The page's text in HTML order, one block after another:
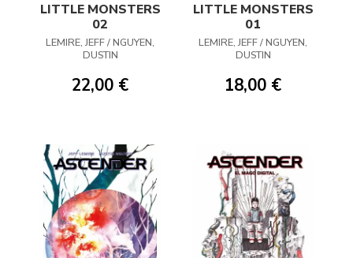
LITTLE MONSTERS
02
LEMIRE, JEFF / NGUYEN,
DUSTIN
22,00 €
LITTLE MONSTERS
01
LEMIRE, JEFF / NGUYEN,
DUSTIN
18,00 €